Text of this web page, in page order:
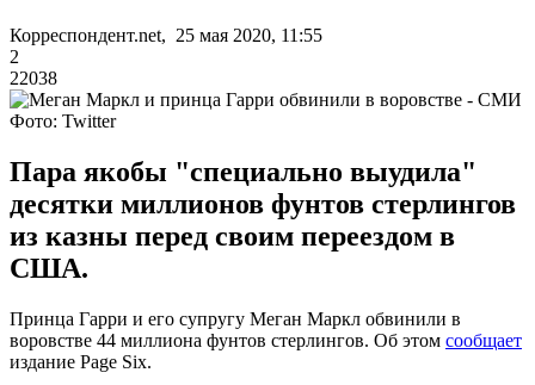
Корреспондент.net, 25 мая 2020, 11:55
2
22038
Фото: Twitter
Пара якобы "специально выудила"
десятки миллионов фунтов стерлингов
из казны перед своим переездом в
США.
Принца Гарри и его супругу Меган Маркл обвинили в
воровстве 44 миллиона фунтов стерлингов. Об этом сообщает
издание Page Six.